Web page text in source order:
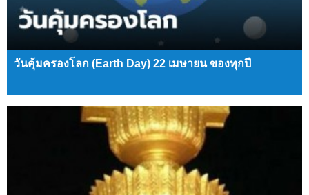
วันคุ้มครองโลก (Earth Day) 22 เมษายน ของทุกปี